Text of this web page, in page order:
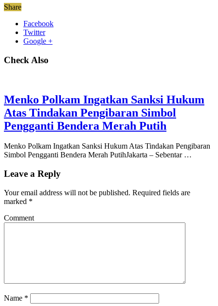
Share
Facebook
Twitter
Google +
Check Also
Menko Polkam Ingatkan Sanksi Hukum
Atas Tindakan Pengibaran Simbol
Pengganti Bendera Merah Putih
Menko Polkam Ingatkan Sanksi Hukum Atas Tindakan Pengibaran
Simbol Pengganti Bendera Merah PutihJakarta – Sebentar …
Leave a Reply
Your email address will not be published. Required fields are
marked *
Comment
Name *